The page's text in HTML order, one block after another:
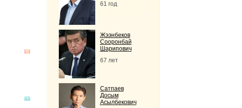
61 год
Жээнбеков
Сооронбай
Шарипович
67 лет
Сатпаев
Досым
Асылбекович